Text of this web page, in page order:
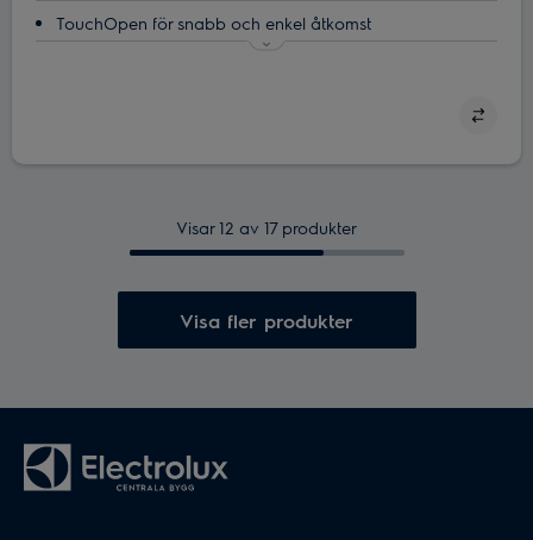
TouchOpen för snabb och enkel åtkomst
TouchOpen ger enkel åtkomst
Visar 12 av 17 produkter
Visa fler produkter